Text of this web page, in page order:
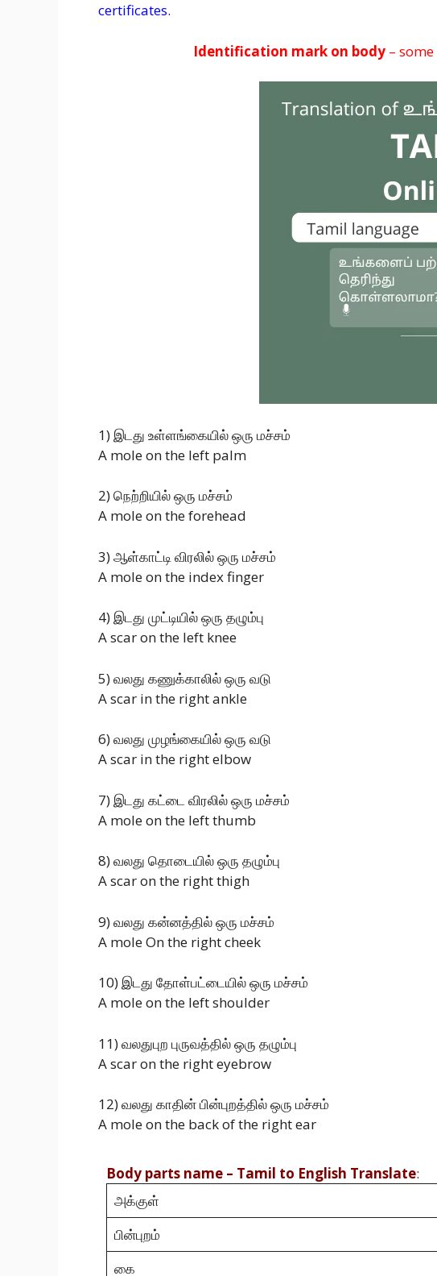
certificates.
Identification mark on body – some
1) இடது உள்ளங்கையில் ஒரு மச்சம்
A mole on the left palm
2) நெற்றியில் ஒரு மச்சம்
A mole on the forehead
3) ஆள்காட்டி விரலில் ஒரு மச்சம்
A mole on the index finger
4) இடது முட்டியில் ஒரு தழும்பு
A scar on the left knee
5) வலது கணுக்காலில் ஒரு வடு
A scar in the right ankle
6) வலது முழங்கையில் ஒரு வடு
A scar in the right elbow
7) இடது கட்டை விரலில் ஒரு மச்சம்
A mole on the left thumb
8) வலது தொடையில் ஒரு தழும்பு
A scar on the right thigh
9) வலது கன்னத்தில் ஒரு மச்சம்
A mole On the right cheek
10) இடது தோள்பட்டையில் ஒரு மச்சம்
A mole on the left shoulder
11) வலதுபுற புருவத்தில் ஒரு தழும்பு
A scar on the right eyebrow
12) வலது காதின் பின்புறத்தில் ஒரு மச்சம்
A mole on the back of the right ear
Body parts name – Tamil to English Translate:
அக்குள்
பின்புறம்
கை